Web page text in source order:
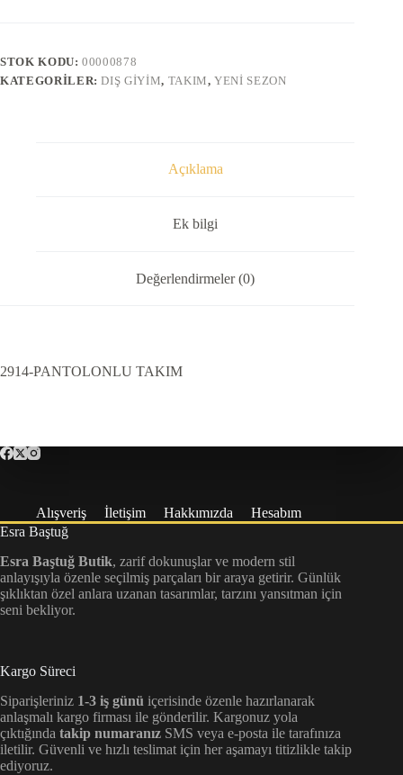
STOK KODU:00000878
KATEGORILER:DIŞ GIYIM, TAKIM,YENI SEZON
Açıklama
Ek bilgi
Değerlendirmeler (0)
2914-PANTOLONLU TAKIM
Alışveriş İletişim Hakkımızda
Hesabım
Esra Baştuğ
Esra Baştuğ Butik, zarif dokunuşlar ve modern stil
anlayışıyla özenle seçilmiş parçaları bir araya getirir. Günlük
şıklıktan özel anlara uzanan tasarımlar, tarzını yansıtman için
seni bekliyor.
Kargo Süreci
Siparişleriniz 1-3 iş günü içerisinde özenle hazırlanarak
anlaşmalı kargo firması ile gönderilir. Kargonuz yola
çıktığında takip numaranız SMS veya e-posta ile tarafınıza
iletilir. Güvenli ve hızlı teslimat için her aşamayı titizlikle takip
ediyoruz.